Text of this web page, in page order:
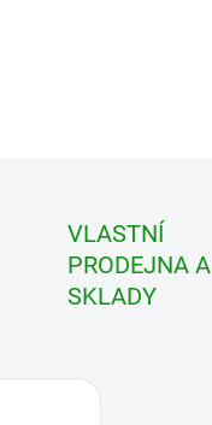
VLASTNÍ
PRODEJNA A
SKLADY